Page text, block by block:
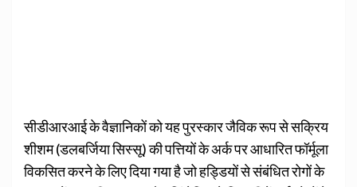
सीडीआरआई के वैज्ञानिकों को यह पुरस्कार जैविक रूप से सक्रिय
शीशम (डलबर्जिया सिस्सू) की पत्तियों के अर्क पर आधारित फॉर्मूला
विकसित करने के लिए दिया गया है जो हड्डियों से संबंधित रोगों के